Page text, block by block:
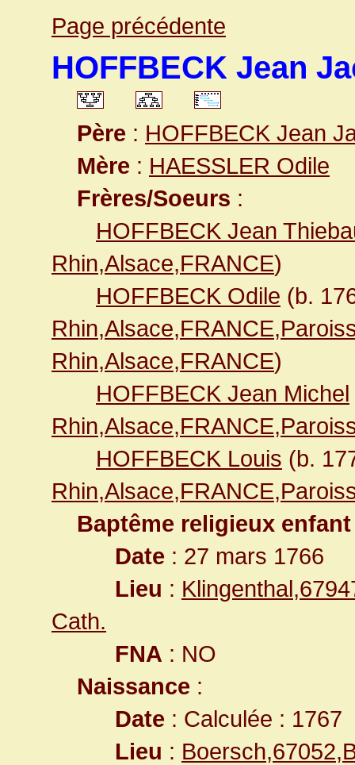
Page précédente
HOFFBECK Jean
Père : HOFFBECK Jean
Mère : HAESSLER Odile
Frères/Soeurs :
HOFFBECK Jean
Rhin,Alsace,FRANCE)
HOFFBECK Odile (b.
Rhin,Alsace,FRANCE)
HOFFBECK Jean Michel
HOFFBECK Louis (b.
Baptême religieux enfant
Date : 27 mars 1766
Lieu :
Cath.
FNA : NO
Naissance :
Date : Calculée : 1767
Lieu :